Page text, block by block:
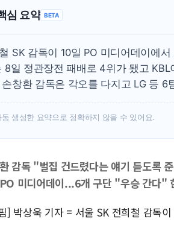
심 요약 BETA
SK 감독이 10일 PO 미디어데이에
8일 정관장전 패배로 4위가 됐고
창환 감독은 각오를 다지고 LG 등 6
동 생성한 요약으로 정확하지 않을 수 있어요.
감독 "벌집 건드렸다는 얘기 듣도록
미디어데이...6개 구단 "우승 간다"
] 박상욱 기자 = 서울 SK 전희철 감독